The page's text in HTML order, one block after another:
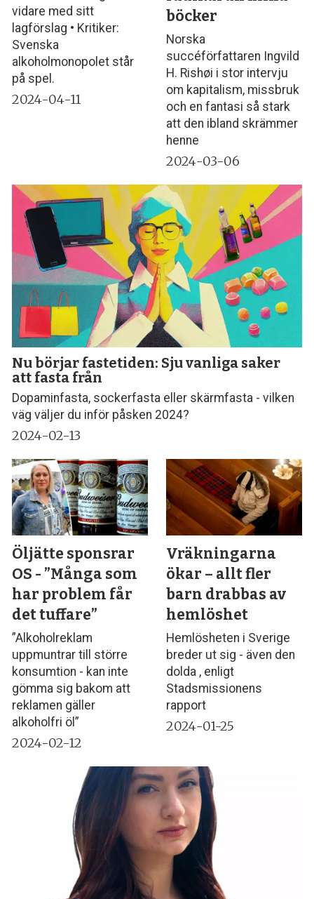
vidare med sitt
lagförslag • Kritiker:
Svenska
alkoholmonopolet står
på spel.
2024-04-11
böcker
Norska
succéförfattaren Ingvild
H. Rishøi i stor intervju
om kapitalism, missbruk
och en fantasi så stark
att den ibland skrämmer
henne
2024-03-06
Nu börjar fastetiden: Sju vanliga saker
att fasta från
Dopaminfasta, sockerfasta eller skärmfasta - vilken
väg väljer du inför påsken 2024?
2024-02-13
Öljätte sponsrar
OS - ”Många som
har problem får
det tuffare”
”Alkoholreklam
uppmuntrar till större
konsumtion - kan inte
gömma sig bakom att
reklamen gäller
alkoholfri öl”
2024-02-12
Vräkningarna
ökar – allt fler
barn drabbas av
hemlöshet
Hemlösheten i Sverige
breder ut sig - även den
dolda , enligt
Stadsmissionens
rapport
2024-01-25